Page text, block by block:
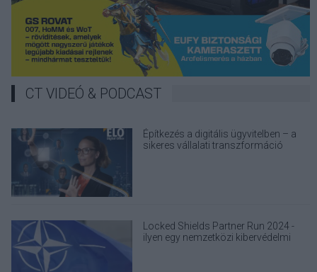
CT VIDEÓ & PODCAST
Építkezés a digitális ügyvitelben – a
sikeres vállalati transzformáció
Locked Shields Partner Run 2024 -
ilyen egy nemzetközi kibervédelmi